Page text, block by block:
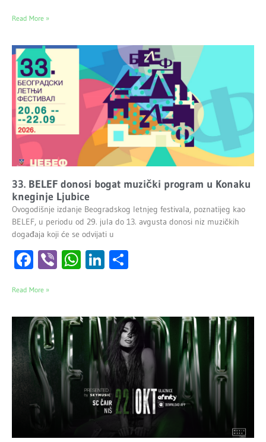
Read More »
33. BELEF donosi bogat muzički program u Konaku
kneginje Ljubice
Ovogodišnje izdanje Beogradskog letnjeg festivala, poznatijeg kao
BELEF, u periodu od 29. jula do 13. avgusta donosi niz muzičkih
događaja koji će se odvijati u
Facebook
ViberWhatsApp
LinkedIn
Read More »